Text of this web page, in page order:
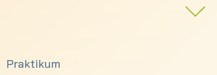
Jahre und endet mit dem 26. Lebensjahr
Praktikum